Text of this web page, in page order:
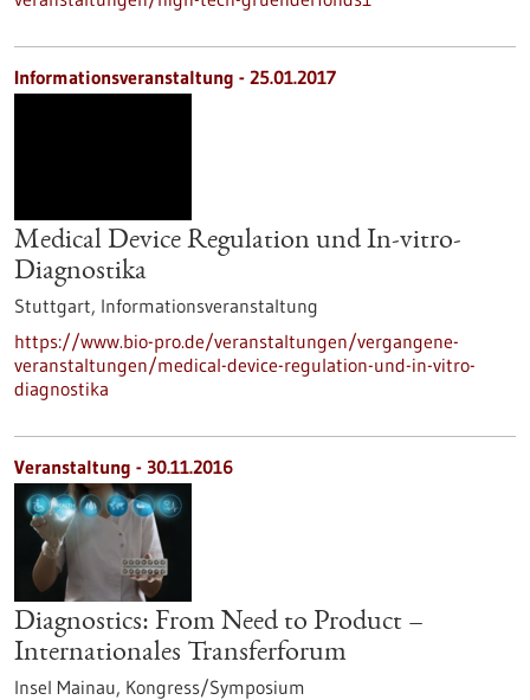
Informationsveranstaltung - 25.01.2017
Medical Device Regulation und In-vitro-
Diagnostika
Stuttgart, Informationsveranstaltung
https://www.bio-pro.de/veranstaltungen/vergangene-
veranstaltungen/medical-device-regulation-und-in-vitro-
diagnostika
Veranstaltung - 30.11.2016
Diagnostics: From Need to Product –
Internationales Transferforum
Insel Mainau, Kongress/Symposium